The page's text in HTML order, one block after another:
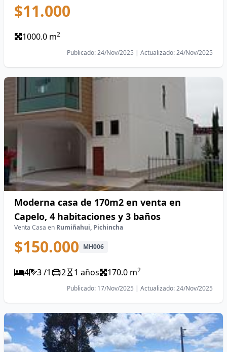
$11.000
1000.0 m2
Publicado: 24/Nov/2025 | Actualizado: 24/Nov/2025
Moderna casa de 170m2 en venta en
Capelo, 4 habitaciones y 3 baños
Venta Casa en Rumiñahui, Pichincha
$150.000 MH006
4 3 /1 2 1 años 170.0 m2
Publicado: 17/Nov/2025 | Actualizado: 24/Nov/2025